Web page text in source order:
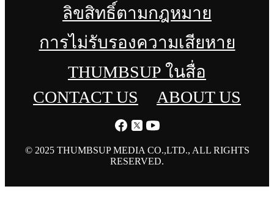
ลิขสิทธิ์ตามกฎหมาย
การไม่รับรองความเสียหาย
THUMBSUP ในสื่อ
CONTACT US
ABOUT US
© 2025 THUMBSUP MEDIA CO.,LTD., ALL RIGHTS
RESERVED.